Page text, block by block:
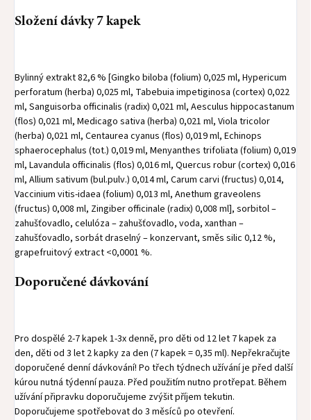
Složení dávky 7 kapek
Bylinný extrakt 82,6 % [Gingko biloba (folium) 0,025 ml, Hypericum
perforatum (herba) 0,025 ml, Tabebuia impetiginosa (cortex) 0,022
ml, Sanguisorba officinalis (radix) 0,021 ml, Aesculus hippocastanum
(flos) 0,021 ml, Medicago sativa (herba) 0,021 ml, Viola tricolor
(herba) 0,021 ml, Centaurea cyanus (flos) 0,019 ml, Echinops
sphaerocephalus (tot.) 0,019 ml, Menyanthes trifoliata (folium) 0,019
ml, Lavandula officinalis (flos) 0,016 ml, Quercus robur (cortex) 0,016
ml, Allium sativum (bul.pulv.) 0,014 ml, Carum carvi (fructus) 0,014,
Vaccinium vitis-idaea (folium) 0,013 ml, Anethum graveolens
(fructus) 0,008 ml, Zingiber officinale (radix) 0,008 ml], sorbitol –
zahušťovadlo, celulóza – zahušťovadlo, voda, xanthan –
zahušťovadlo, sorbát draselný – konzervant, směs silic 0,12 %,
grapefruitový extract <0,0001 %.
Doporučené dávkování
Pro dospělé 2-7 kapek 1-3x denně, pro děti od 12 let 7 kapek za
den, děti od 3 let 2 kapky za den (7 kapek = 0,35 ml). Nepřekračujte
doporučené denní dávkování! Po třech týdnech užívání je před další
kúrou nutná týdenní pauza. Před použitím nutno protřepat. Během
užívání připravku doporučujeme zvýšit příjem tekutin.
Doporučujeme spotřebovat do 3 měsíců po otevření.